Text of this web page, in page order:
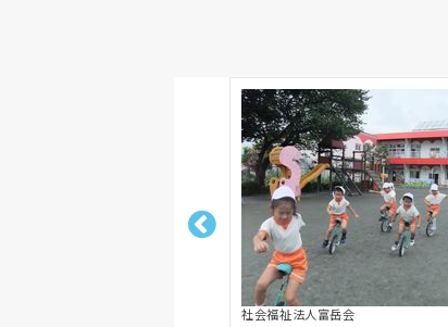
社会福祉法人嬰育会